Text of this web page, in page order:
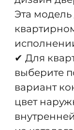
Эта модель
✔ Для
выберите
вариант
цвет